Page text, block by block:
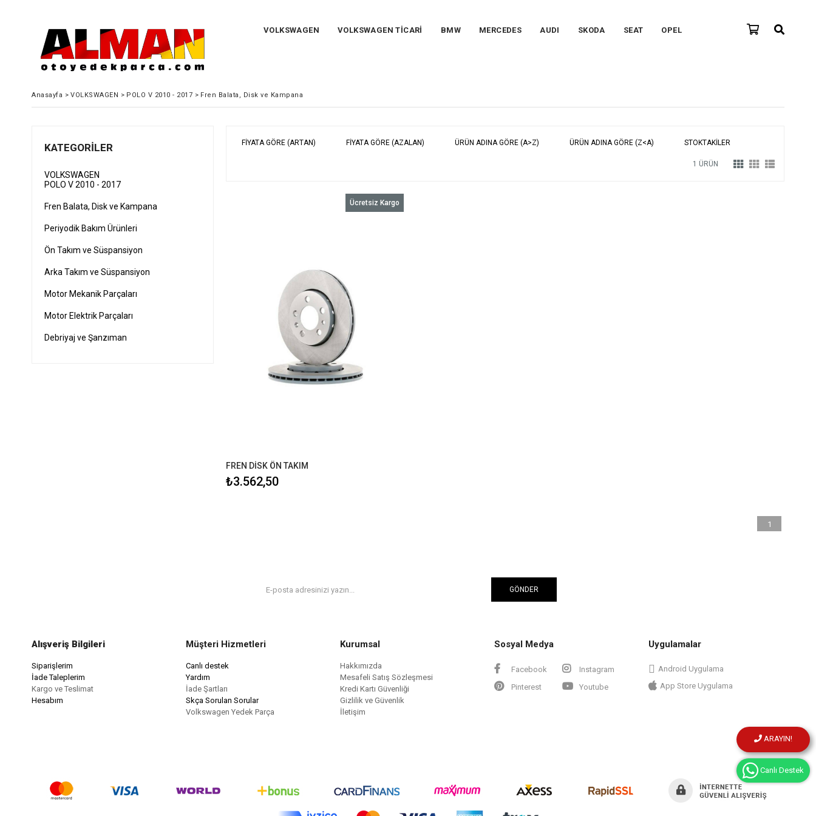
VOLKSWAGEN VOLKSWAGEN TİCARİ BMW MERCEDES AUDI SKODA SEAT OPEL
Anasayfa > VOLKSWAGEN > POLO V 2010 - 2017 > Fren Balata, Disk ve Kampana
KATEGORILER
VOLKSWAGEN
POLO V 2010 - 2017
Fren Balata, Disk ve Kampana
Periyodik Bakım Ürünleri
Ön Takım ve Süspansiyon
Arka Takım ve Süspansiyon
Motor Mekanik Parçaları
Motor Elektrik Parçaları
Debriyaj ve Şanzıman
FIYATA GÖRE (ARTAN) FIYATA GÖRE (AZALAN) ÜRÜN ADINA GÖRE (A>Z) ÜRÜN ADINA GÖRE (Z<A) STOKTAKILER
1 ÜRÜN
FREN DİSK ÖN TAKIM
₺3.562,50
Ücretsiz Kargo
1
GÖNDER
Alışveriş Bilgileri
Siparişlerim
İade Taleplerim
Kargo ve Teslimat
Hesabım
Müşteri Hizmetleri
Canlı destek
Yardım
İade Şartları
Skça Sorulan Sorular
Volkswagen Yedek Parça
Kurumsal
Hakkımızda
Mesafeli Satış Sözleşmesi
Kredi Kartı Güvenliği
Gizlilik ve Güvenlik
İletişim
Sosyal Medya
Facebook
Instagram
Pinterest
Youtube
Uygulamalar
Android Uygulama
App Store Uygulama
ARAYIN!
Canlı Destek